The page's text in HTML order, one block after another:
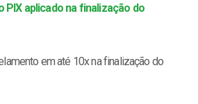
PIX aplicado na finalização do
em até 10x na finalização do